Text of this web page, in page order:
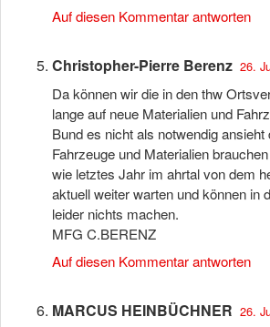
Auf diesen Kommentar antworten
Christopher-Pierre Berenz 26.
Da können wir die in den thw
lange auf neue Materialien und
Bund es nicht als notwendig ansieht
Fahrzeuge und Materialien
wie letztes Jahr im ahrtal von dem
aktuell weiter warten und können in
leider nichts machen.
MFG C.BERENZ
Auf diesen Kommentar antworten
MARCUS HEINBÜCHNER 26.